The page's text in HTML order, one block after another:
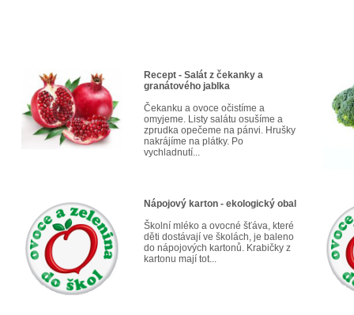
Recept - Salát z čekanky a
granátového jablka
Čekanku a ovoce očistíme a
omyjeme. Listy salátu osušíme a
zprudka opečeme na pánvi. Hrušky
nakrájíme na plátky. Po
vychladnutí...
Nápojový karton - ekologický obal
Školní mléko a ovocné šťáva, které
děti dostávají ve školách, je baleno
do nápojových kartonů. Krabičky z
kartonu mají tot...